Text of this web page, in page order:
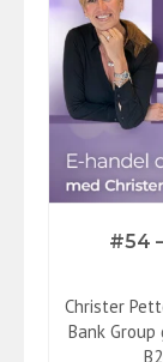
#54
Christer
Bank